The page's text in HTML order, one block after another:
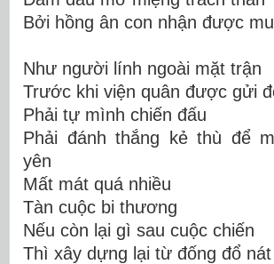
Bởi hồng ân con nhận được
Như người lính ngoài mặt trận
Trước khi viện quân được gửi
Phải tự mình chiến đấu
Phải đánh thắng kẻ thù để
yên
Mất mát quá nhiều
Tàn cuộc bi thương
Nếu còn lại gì sau cuộc chiến
Thì xây dựng lại từ đống đổ